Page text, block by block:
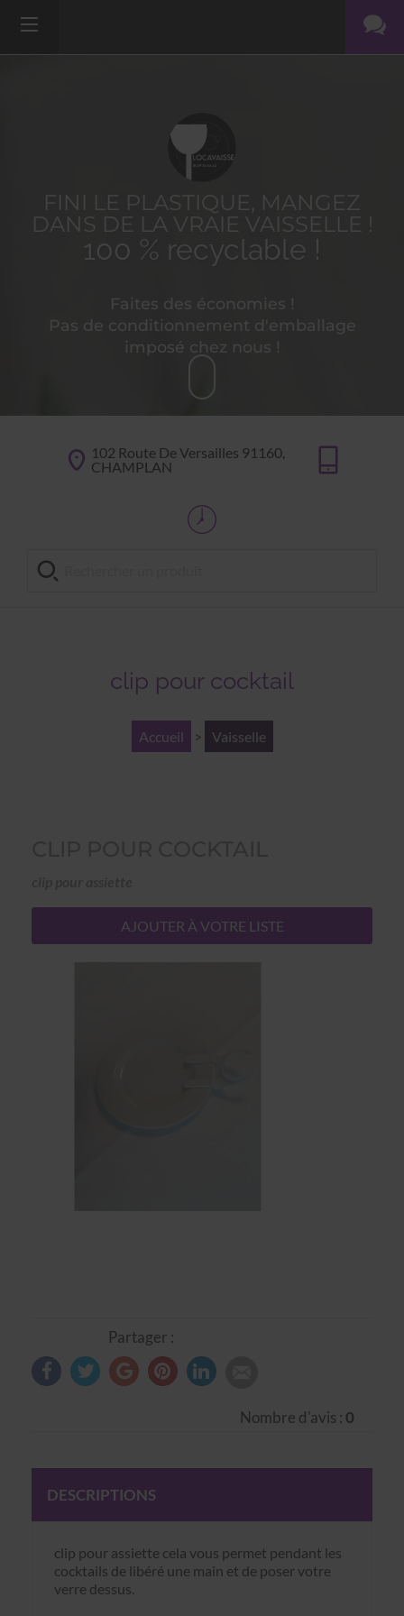
FINI LE PLASTIQUE, MANGEZ
DANS DE LA VRAIE VAISSELLE !
100 % recyclable !
Faites des économies !
Pas de conditionnement d'emballage
imposé chez nous !
102 Route De Versailles 91160,
CHAMPLAN
clip pour cocktail
Accueil > Vaisselle
AJOUTER À VOTRE LISTE
Partager :
Nombre d'avis : 0
DESCRIPTIONS
clip pour assiette cela vous permet pendant les
cocktails de libéré une main et de poser votre
verre dessus.